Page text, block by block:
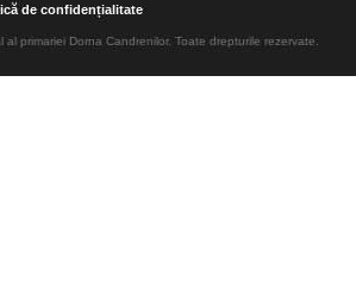
de confidențialitate
primariei Dorna Candrenilor. Toate drepturile rezervate.